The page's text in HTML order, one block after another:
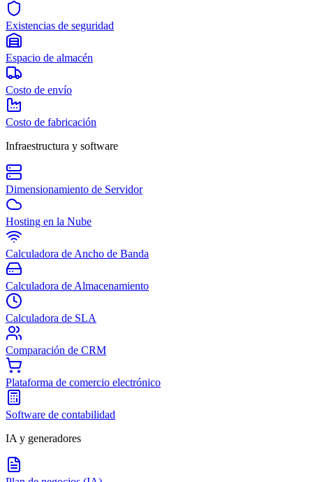
Existencias de seguridad
Espacio de almacén
Costo de envío
Costo de fabricación
Infraestructura y software
Dimensionamiento de Servidor
Hosting en la Nube
Calculadora de Ancho de Banda
Calculadora de Almacenamiento
Calculadora de SLA
Comparación de CRM
Plataforma de comercio electrónico
Software de contabilidad
IA y generadores